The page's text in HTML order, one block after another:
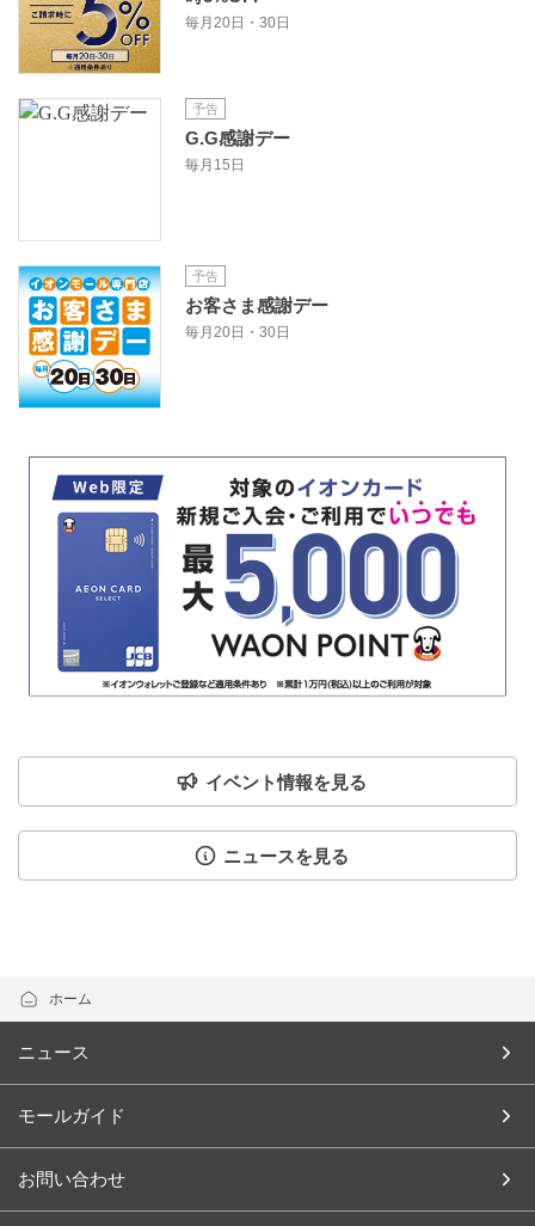
毎月20日・30日
予告
G.G感謝デー
毎月15日
予告
お客さま感謝デー
毎月20日・30日
イベント情報を見る
ニュースを見る
ホーム
ニュース
モールガイド
お問い合わせ